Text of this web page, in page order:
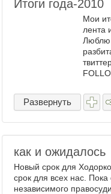
Итоги года-2010
Мои
лента
Люблю
Развернуть
как и ожидалось
Новый срок для
срок для всех нас.
независимого